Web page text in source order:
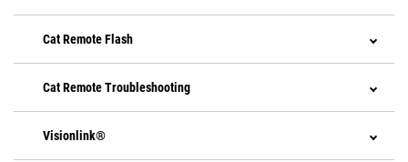
Cat Remote Flash
Cat Remote Troubleshooting
Visionlink®